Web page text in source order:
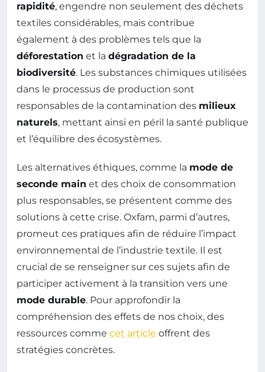
rapidité, engendre non seulement des déchets
textiles considérables, mais contribue
également à des problèmes tels que la
déforestation et la dégradation de la
biodiversité. Les substances chimiques utilisées
dans le processus de production sont
responsables de la contamination des milieux
naturels, mettant ainsi en péril la santé publique
et l’équilibre des écosystèmes.
Les alternatives éthiques, comme la mode de
seconde main et des choix de consommation
plus responsables, se présentent comme des
solutions à cette crise. Oxfam, parmi d’autres,
promeut ces pratiques afin de réduire l’impact
environnemental de l’industrie textile. Il est
crucial de se renseigner sur ces sujets afin de
participer activement à la transition vers une
mode durable. Pour approfondir la
compréhension des effets de nos choix, des
ressources comme cet article offrent des
stratégies concrètes.